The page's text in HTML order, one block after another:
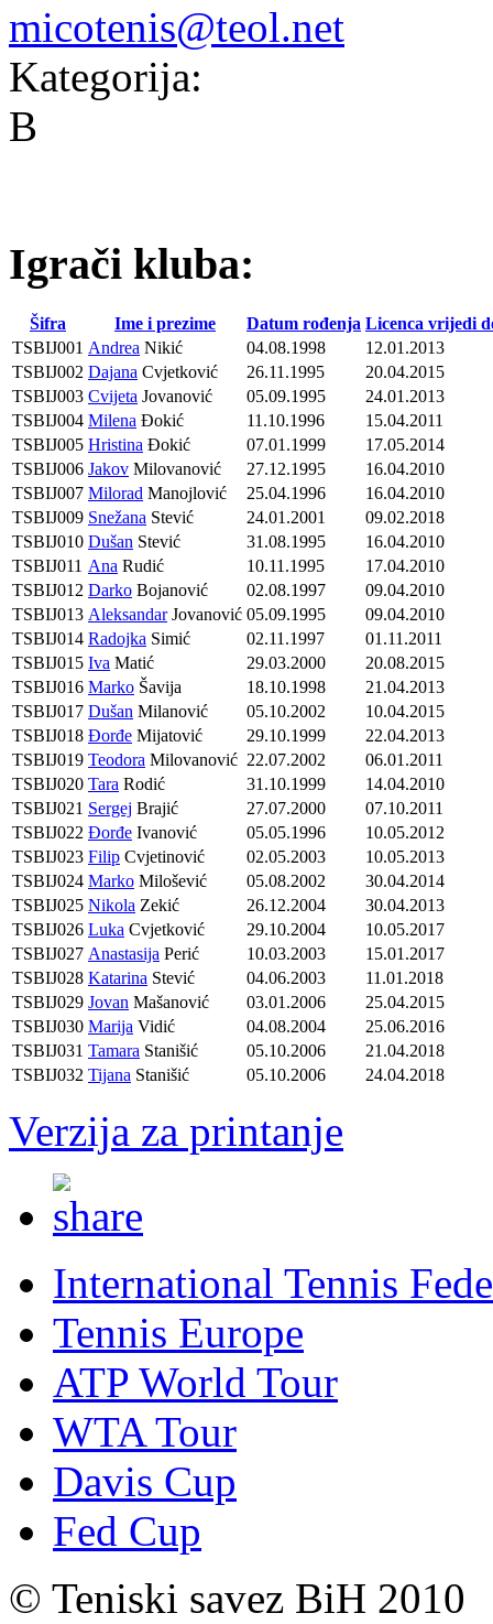
micotenis@teol.net
Kategorija:
B
Igrači kluba:
Šifra Ime i prezime Datum rođenja Licenca vrijedi
TSBIJ001 Andrea Nikić 04.08.1998
12.01.2013
TSBIJ002 Dajana Cvjetković 26.11.1995
20.04.2015
TSBIJ003 Cvijeta Jovanović 05.09.1995
24.01.2013
TSBIJ004 Milena Đokić 11.10.1996
15.04.2011
TSBIJ005 Hristina Đokić 07.01.1999
17.05.2014
TSBIJ006 Jakov Milovanović 27.12.1995
16.04.2010
TSBIJ007 Milorad Manojlović 25.04.1996
16.04.2010
TSBIJ009 Snežana Stević 24.01.2001
09.02.2018
TSBIJ010 Dušan Stević 31.08.1995
16.04.2010
TSBIJ011 Ana Rudić 10.11.1995
17.04.2010
TSBIJ012 Darko Bojanović 02.08.1997
09.04.2010
TSBIJ013 AleksandarJovanović 05.09.1995
09.04.2010
TSBIJ014 Radojka Simić 02.11.1997
01.11.2011
TSBIJ015 Iva Matić 29.03.2000
20.08.2015
TSBIJ016 Marko Šavija 18.10.1998
21.04.2013
TSBIJ017 Dušan Milanović 05.10.2002
10.04.2015
TSBIJ018 Đorđe Mijatović 29.10.1999
22.04.2013
TSBIJ019 Teodora Milovanović 22.07.2002
06.01.2011
TSBIJ020 Tara Rodić 31.10.1999
14.04.2010
TSBIJ021 Sergej Brajić 27.07.2000
07.10.2011
TSBIJ022 Đorđe Ivanović 05.05.1996
10.05.2012
TSBIJ023 Filip Cvjetinović 02.05.2003
10.05.2013
TSBIJ024 Marko Milošević 05.08.2002
30.04.2014
TSBIJ025 Nikola Zekić 26.12.2004
30.04.2013
TSBIJ026 Luka Cvjetković 29.10.2004
10.05.2017
TSBIJ027 Anastasija Perić 10.03.2003
15.01.2017
TSBIJ028 Katarina Stević 04.06.2003
11.01.2018
TSBIJ029 Jovan Mašanović 03.01.2006
25.04.2015
TSBIJ030 Marija Vidić 04.08.2004
25.06.2016
TSBIJ031 Tamara Stanišić 05.10.2006
21.04.2018
TSBIJ032 Tijana Stanišić 05.10.2006 24.04.2018
Verzija za printanje
International Tennis
Tennis Europe
ATP World Tour
WTA Tour
Davis Cup
Fed Cup
© Teniski savez BiH 2010